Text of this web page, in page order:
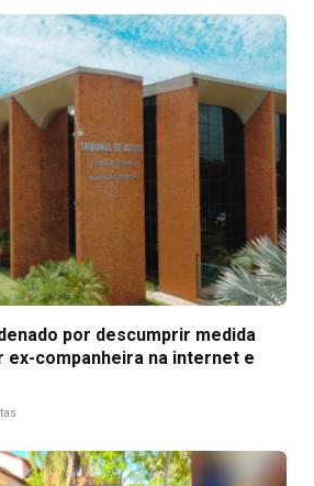
por descumprir medida
ex-companheira na internet e